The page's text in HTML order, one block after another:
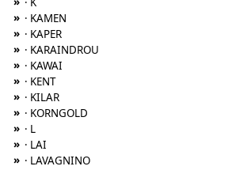
» · KAMEN
» · KAPER
» · KARAINDROU
» · KAWAI
» · KENT
» · KILAR
» · KORNGOLD
» · L
» · LAI
» · LAVAGNINO